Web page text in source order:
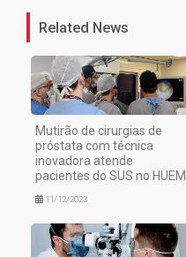
Related News
Mutirão de cirurgias de
próstata com técnica
inovadora atende
pacientes do SUS no HUEM
11/12/2023